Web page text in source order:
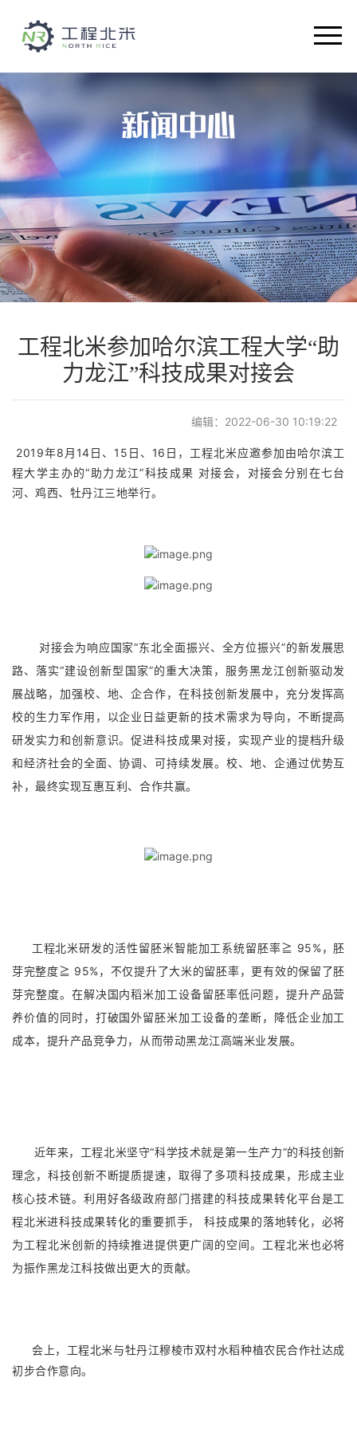
关于我们
智能设备
解决方案
产品介绍
新闻中心
人才招聘
联系我们
工程北米参加哈尔滨工程大学“助
力龙江”科技成果对接会
编辑：2022-06-30 10:19:22
2019年8月14日、15日、16日，工程北米应邀参加由哈尔滨工
程大学主办的“助力龙江”科技成果 对接会，对接会分别在七台
河、鸡西、牡丹江三地举行。
对接会为响应国家“东北全面振兴、全方位振兴”的新发展思
路、落实“建设创新型国家”的重大决策，服务黑龙江创新驱动发
展战略，加强校、地、企合作，在科技创新发展中，充分发挥高
校的生力军作用，以企业日益更新的技术需求为导向，不断提高
研发实力和创新意识。促进科技成果对接，实现产业的提档升级
和经济社会的全面、协调、可持续发展。 校、地、企通过优势互
补，最终实现互惠互利、合作共赢。
工程北米研发的活性留胚米智能加工系统留胚率≧ 95%，胚
芽完整度≧ 95%，不仅提升了大米的留胚率，更有效的保留了胚
芽完整度。 在解决国内稻米加工设备留胚率低问题，提升产品营
养价值的同时，打破国外留胚米加工设备的垄断，降低企业加工
成本，提升产品竞争力，从而带动黑龙江高端米业发展。
近年来，工程北米坚守“科学技术就是第一生产力”的科技创新
理念，科技创新不断提质提速，取得了多项科技成果，形成主业
核心技术链。 利用好各级政府部门搭建的科技成果转化平台是工
程北米进科技成果转化的重要抓手， 科技成果的落地转化，必将
为工程北米创新的持续推进提供更广阔的空间。 工程北米也必将
为振作黑龙江科技做出更大的贡献。
会上，工程北米与牡丹江穆棱市双村水稻种植农民合作社达成
初步合作意向。